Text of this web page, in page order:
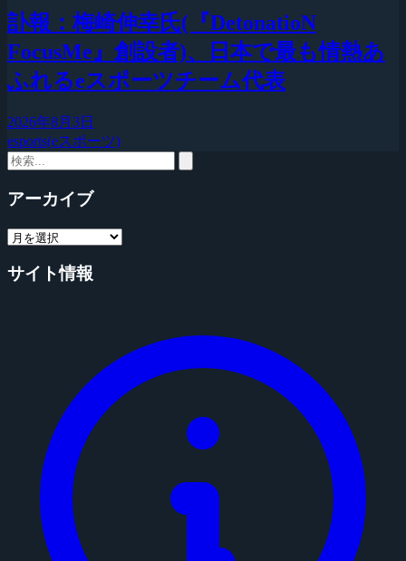
訃報：梅崎伸幸氏(『DetonatioN
FocusMe』創設者)、日本で最も情熱あ
ふれるeスポーツチーム代表
2026年8月3日
esports(eスポーツ)
アーカイブ
サイト情報